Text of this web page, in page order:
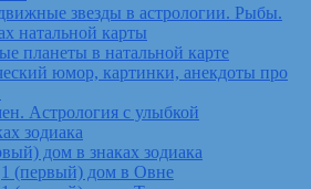
звезды в астрологии. Рыбы.
натальной карты
планеты в натальной карте
юмор, картинки, анекдоты про
Астрология с улыбкой
зодиака
дом в знаках зодиака
1 (первый) дом в Овне